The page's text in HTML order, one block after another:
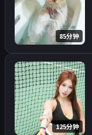
85分钟
125分钟